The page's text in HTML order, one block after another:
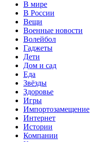
В мире
В России
Вещи
Военные новости
Волейбол
Гаджеты
Дети
Дом и сад
Еда
Звёзды
Здоровье
Игры
Импортозамещение
Интернет
Истории
Компании